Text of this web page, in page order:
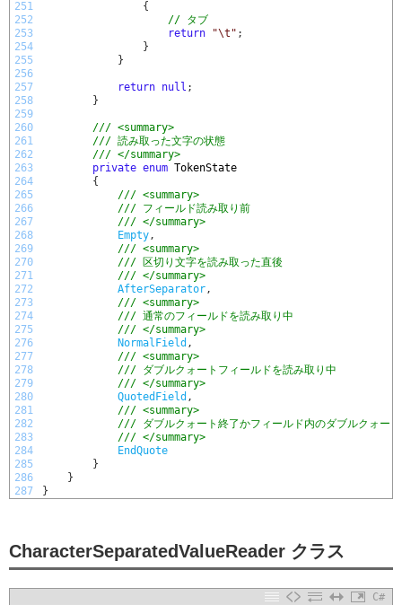
251
252
253
254
255
256
257
258
259
260
261
262
263
264
265
266
267
268
269
270
271
272
273
274
275
276
277
278
279
280
281
282
283
284
285
286
287
{
// タブ
return
"\t" ;
}
}
return null ;
}
/// <summary>
/// 読み取った文字の状態
/// </summary>
private enum TokenState
{
/// <summary>
/// フィールド読み取り前
/// </summary>
Empty,
/// <summary>
/// 区切り文字を読み取った直後
/// </summary>
AfterSeparator,
/// <summary>
/// 通常のフィールドを読み取り中
/// </summary>
NormalField ,
/// <summary>
/// ダブルクォートフィールドを読み取り中
/// </summary>
QuotedField ,
/// <summary>
/// ダブルクォート終了かフィールド内のダブルクォー
/// </summary>
EndQuote
}
}
}
CharacterSeparatedValueReader クラス
C#